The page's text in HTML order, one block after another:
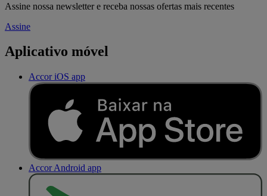
Assine nossa newsletter e receba nossas ofertas mais recentes
Assine
Aplicativo móvel
Accor iOS app
Accor Android app